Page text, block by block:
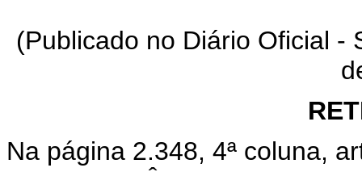
(Publicado no Diário Oficial -
Na página 2.348, 4ª coluna,